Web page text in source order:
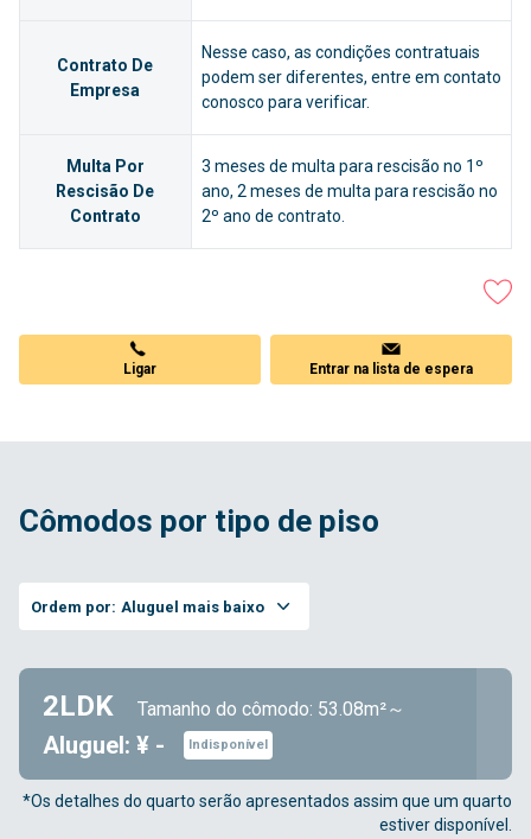
Contrato De
Empresa
Nesse caso, as condições contratuais
podem ser diferentes, entre em contato
conosco para verificar.
Multa Por
Rescisão De
Contrato
3 meses de multa para rescisão no 1º
ano, 2 meses de multa para rescisão no
2º ano de contrato.
Ligar Entrar na lista de espera
Cômodos por tipo de piso
Ordem por: Aluguel mais baixo
2LDK Tamanho do cômodo: 53.08m²～
Aluguel: ¥ - Indisponível
*Os detalhes do quarto serão apresentados assim que um quarto
estiver disponível.